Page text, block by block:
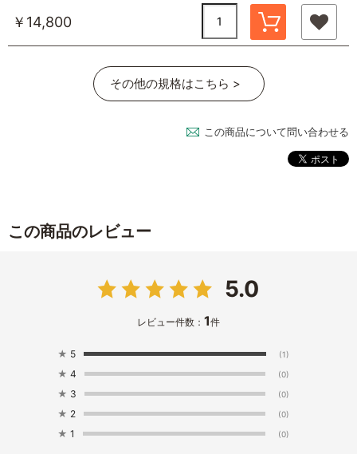
￥14,800
その他の規格はこちら >
この商品について問い合わせる
この商品のレビュー
5.0
レビュー件数： 1件
★ 5 (1)
★ 4 (0)
★ 3 (0)
★ 2 (0)
★ 1 (0)